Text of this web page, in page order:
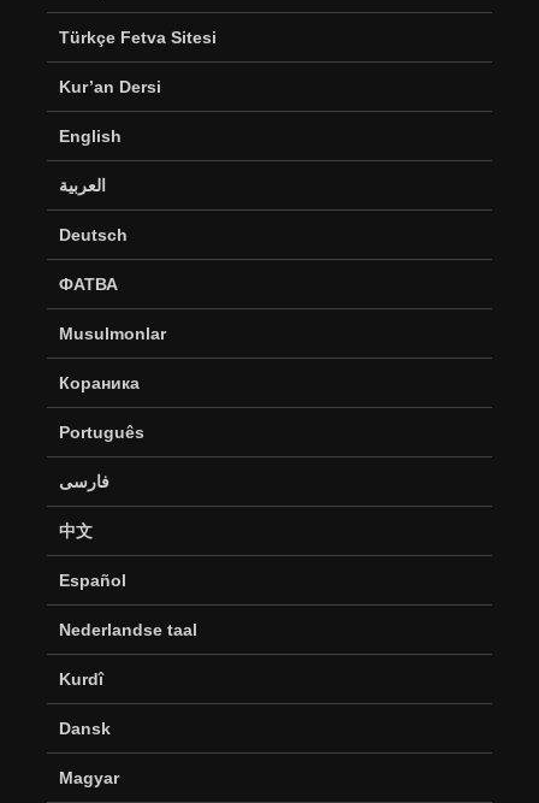
Türkçe Fetva Sitesi
Kur’an Dersi
English
العربية
Deutsch
ФАТВА
Musulmonlar
Кораника
Português
فارسی
中文
Español
Nederlandse taal
Kurdî
Dansk
Magyar